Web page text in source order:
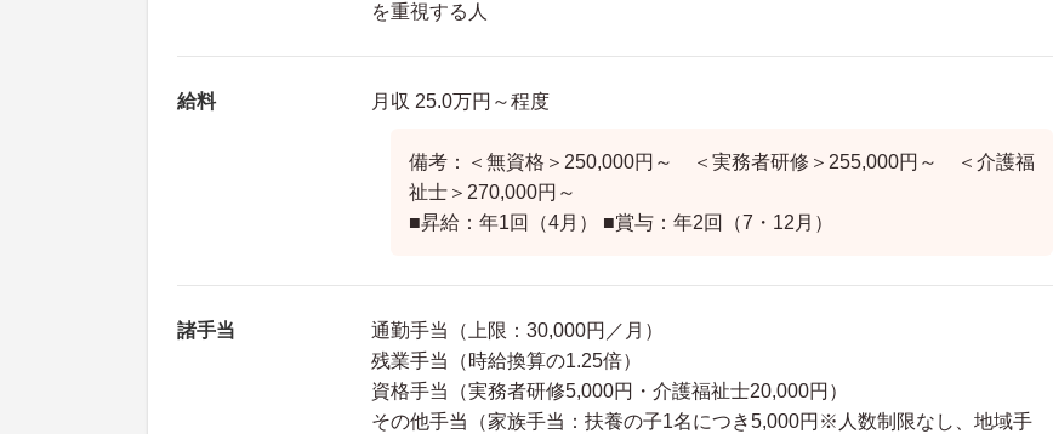
を重視する人
給料 月収 25.0万円～程度
備考：＜無資格＞250,000円～ ＜実務者研修＞255,000円～ ＜介護福
祉士＞270,000円～
■昇給：年1回（4月） ■賞与：年2回（7・12月）
諸手当
通勤手当（上限：30,000円／月）
残業手当（時給換算の1.25倍）
資格手当（実務者研修5,000円・介護福祉士20,000円）
その他手当（家族手当：扶養の子1名につき5,000円※人数制限なし、地域手